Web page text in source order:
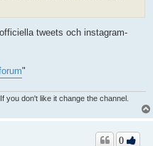
tweets och instagram-
"
you don't like it change the channel.
0